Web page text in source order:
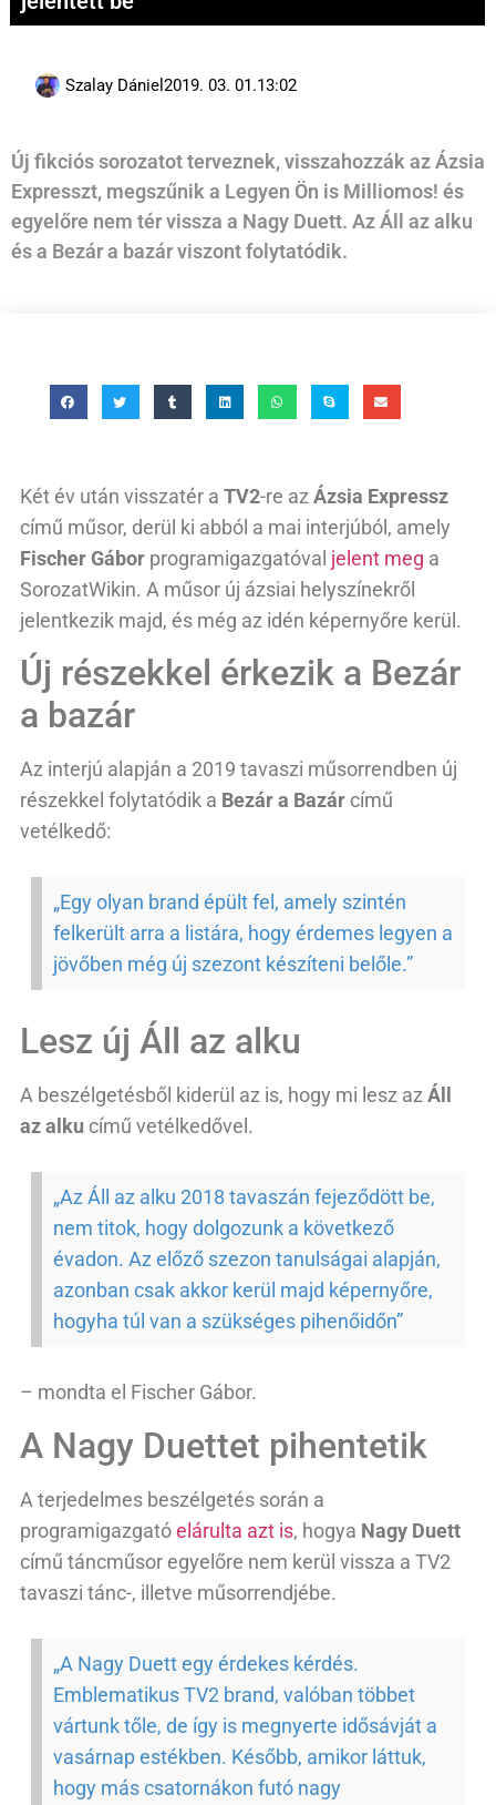
Szalay Dániel 2019. 03. 01.13:02
Új fikciós sorozatot terveznek, visszahozzák az Ázsia
Expresszt, megszűnik a Legyen Ön is Milliomos! és
egyelőre nem tér vissza a Nagy Duett. Az Áll az alku
és a Bezár a bazár viszont folytatódik.
Két év után visszatér a TV2-re az Ázsia Expressz
című műsor, derül ki abból a mai interjúból, amely
Fischer Gábor programigazgatóval jelent meg a
SorozatWikin. A műsor új ázsiai helyszínekről
jelentkezik majd, és még az idén képernyőre kerül.
Új részekkel érkezik a Bezár
a bazár
Az interjú alapján a 2019 tavaszi műsorrendben új
részekkel folytatódik a Bezár a Bazár című
vetélkedő:
„Egy olyan brand épült fel, amely szintén
felkerült arra a listára, hogy érdemes legyen a
jövőben még új szezont készíteni belőle.”
Lesz új Áll az alku
A beszélgetésből kiderül az is, hogy mi lesz azÁll
az alku című vetélkedővel.
„Az Áll az alku 2018 tavaszán fejeződött be,
nem titok, hogy dolgozunk a következő
évadon. Az előző szezon tanulságai alapján,
azonban csak akkor kerül majd képernyőre,
hogyha túl van a szükséges pihenőidőn”
– mondta el Fischer Gábor.
A Nagy Duettet pihentetik
A terjedelmes beszélgetés során a
programigazgatóelárulta azt is, hogya Nagy Duett
című táncműsor egyelőre nem kerül vissza a TV2
tavaszi tánc-, illetve műsorrendjébe.
„A Nagy Duett egy érdekes kérdés.
Emblematikus TV2 brand, valóban többet
vártunk tőle, de így is megnyerte idősávját a
vasárnap estékben. Később, amikor láttuk,
hogy más csatornákon futó nagy